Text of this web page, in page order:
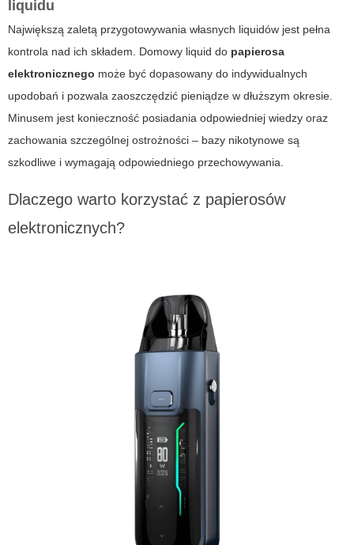
liquidu
Największą zaletą przygotowywania własnych liquidów jest pełna
kontrola nad ich składem. Domowy liquid do papierosa
elektronicznego może być dopasowany do indywidualnych
upodobań i pozwala zaoszczędzić pieniądze w dłuższym okresie.
Minusem jest konieczność posiadania odpowiedniej wiedzy oraz
zachowania szczególnej ostrożności – bazy nikotynowe są
szkodliwe i wymagają odpowiedniego przechowywania.
Dlaczego warto korzystać z papierosów
elektronicznych?